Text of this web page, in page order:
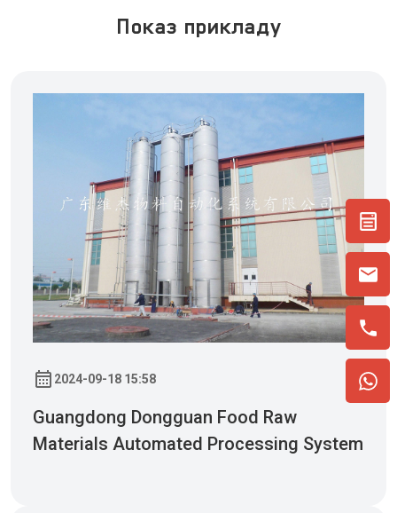
Показ прикладу
2024-09-18 15:58
Guangdong Dongguan Food Raw
Materials Automated Processing System